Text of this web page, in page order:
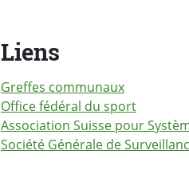
Liens
Greffes communaux
Office fédéral du sport
Association Suisse pour
Société Générale de